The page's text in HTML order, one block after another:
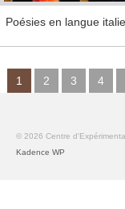
Poésies en langue
1 2 3 4
© 2026 Centre
Kadence WP